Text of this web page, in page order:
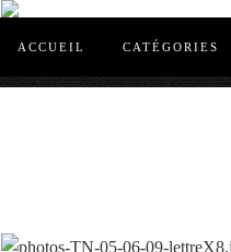
ACCUEIL CATÉGORIES